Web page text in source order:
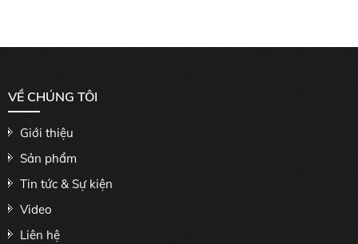
VỀ CHÚNG TÔI
Giới thiệu
Sản phẩm
Tin tức & Sự kiện
Video
Liên hệ